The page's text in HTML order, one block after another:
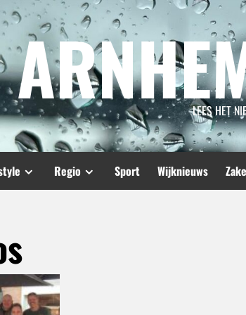
LEES HET
Regio Sport Wijknieuws